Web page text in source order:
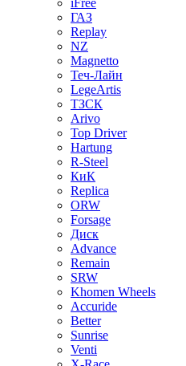
iFree
ГАЗ
Replay
NZ
Magnetto
Теч-Лайн
LegeArtis
ТЗСК
Arivo
Top Driver
Hartung
R-Steel
КиК
Replica
ORW
Forsage
Диск
Advance
Remain
SRW
Khomen Wheels
Accuride
Better
Sunrise
Venti